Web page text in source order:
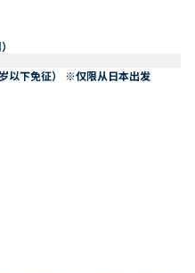
以下免征） ※仅限从日本出发